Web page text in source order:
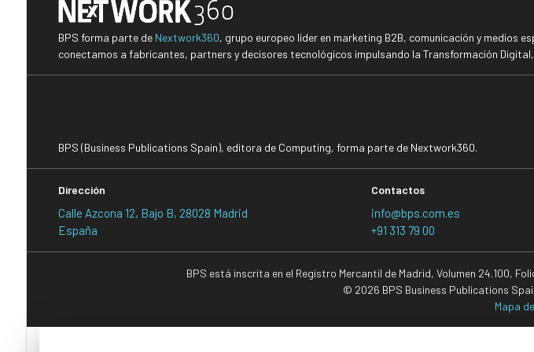
BPS forma parte de Nextwork360, grupo europeo líder en marketing B2B, comunicación y medios
conectamos a fabricantes, partners y decisores tecnológicos impulsando la Transformación
BPS (Business Publications Spain), editora de Computing, forma parte de Nextwork360.
Dirección
Calle Azcona 12, Bajo B, 28028 Madrid
España
Contactos
info@bps.com.es
+91 313 79 00
BPS está inscrita en el Registro Mercantil de Madrid, Volumen 24.100,
© 2026 BPS Business Publications
Mapa